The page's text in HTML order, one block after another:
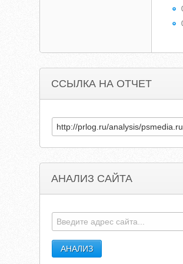
ССЫЛКА НА ОТЧЕТ
АНАЛИЗ САЙТА